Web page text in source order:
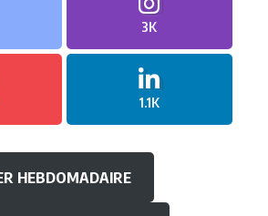
3K
1.1K
HEBDOMADAIRE